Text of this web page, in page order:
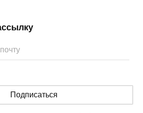
Подписаться